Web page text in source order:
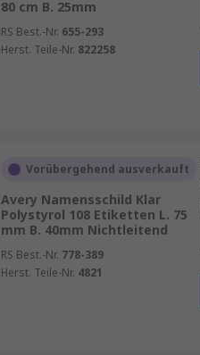
80 cm B. 25mm
RS Best.-Nr. 655-293
Herst. Teile-Nr. 822258
Vorübergehend ausverkauft
Avery Namensschild Klar
Polystyrol 108 Etiketten L. 75
mm B. 40mm Nichtleitend
RS Best.-Nr. 778-389
Herst. Teile-Nr. 4821